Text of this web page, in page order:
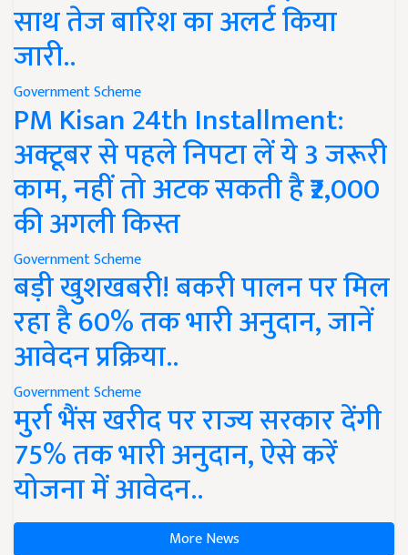
साथ तेज बारिश का अलर्ट किया
जारी..
Government Scheme
PM Kisan 24th Installment:
अक्टूबर से पहले निपटा लें ये 3 जरूरी
काम, नहीं तो अटक सकती है ₹2,000
की अगली किस्त
Government Scheme
बड़ी खुशखबरी! बकरी पालन पर मिल
रहा है 60% तक भारी अनुदान, जानें
आवेदन प्रक्रिया..
Government Scheme
मुर्रा भैंस खरीद पर राज्य सरकार देंगी
75% तक भारी अनुदान, ऐसे करें
योजना में आवेदन..
More News